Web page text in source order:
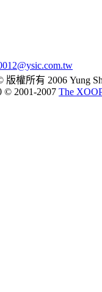
權所有 2006 Yung
© 2001-2007 The